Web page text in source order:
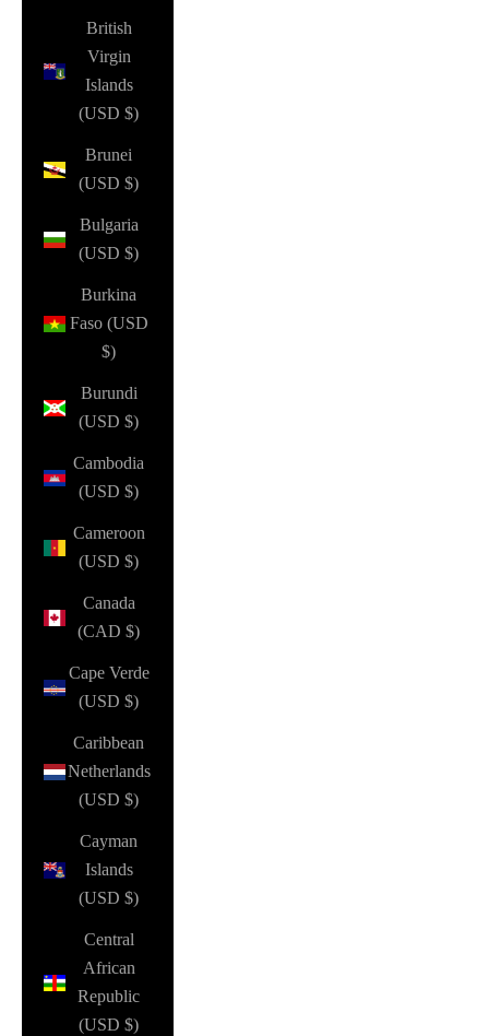
British
Virgin
Islands
(USD $)
Brunei
(USD $)
Bulgaria
(USD $)
Burkina
Faso (USD
$)
Burundi
(USD $)
Cambodia
(USD $)
Cameroon
(USD $)
Canada
(CAD $)
Cape Verde
(USD $)
Caribbean
Netherlands
(USD $)
Cayman
Islands
(USD $)
Central
African
Republic
(USD $)